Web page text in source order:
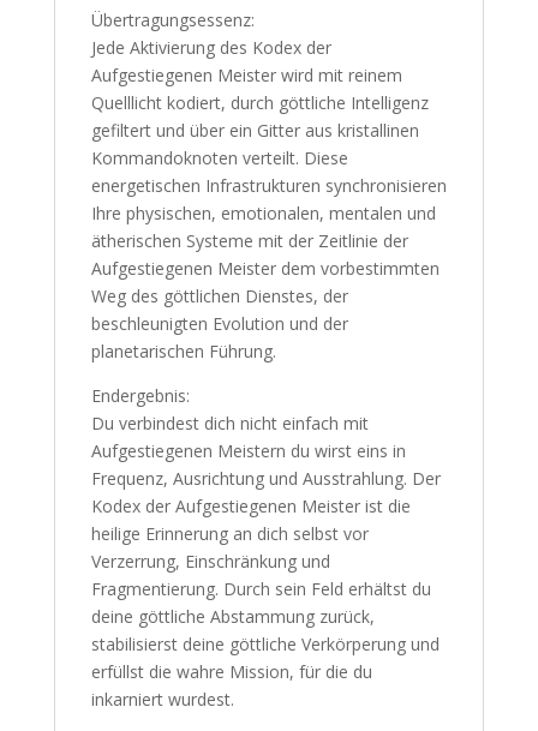
Übertragungsessenz:
Jede Aktivierung des Kodex der
Aufgestiegenen Meister wird mit reinem
Quelllicht kodiert, durch göttliche Intelligenz
gefiltert und über ein Gitter aus kristallinen
Kommandoknoten verteilt. Diese
energetischen Infrastrukturen synchronisieren
Ihre physischen, emotionalen, mentalen und
ätherischen Systeme mit der Zeitlinie der
Aufgestiegenen Meister dem vorbestimmten
Weg des göttlichen Dienstes, der
beschleunigten Evolution und der
planetarischen Führung.
Endergebnis:
Du verbindest dich nicht einfach mit
Aufgestiegenen Meistern du wirst eins in
Frequenz, Ausrichtung und Ausstrahlung. Der
Kodex der Aufgestiegenen Meister ist die
heilige Erinnerung an dich selbst vor
Verzerrung, Einschränkung und
Fragmentierung. Durch sein Feld erhältst du
deine göttliche Abstammung zurück,
stabilisierst deine göttliche Verkörperung und
erfüllst die wahre Mission, für die du
inkarniert wurdest.